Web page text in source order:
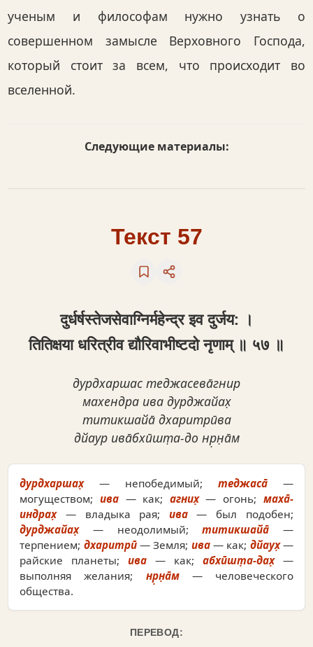
ученым и философам нужно узнать о
совершенном замысле Верховного Господа,
который стоит за всем, что происходит во
вселенной.
Следующие материалы:
Текст 57
दुर्धर्षस्तेजसेवाग्निर्महेन्द्र इव दुर्जय: ।
तितिक्षया धरित्रीव द्यौरिवाभीष्टदो नृणाम् ॥ ५७ ॥
дурдхаршас теджасева̄гнир
махендра ива дурджайах̣
титикшайа̄ дхаритрӣва
дйаур ива̄бхӣшт̣а-до нр̣н̣а̄м
дурдхаршах̣— непобедимый; теджаса̄—
могуществом; ива— как; агних̣— огонь; маха̄-
индрах̣— владыка рая; ива— был подобен;
дурджайах̣— неодолимый;титикшайа̄ —
терпением; дхаритрӣ— Земля; ива— как; дйаух̣—
райские планеты;ива — как; абхӣшт̣а-дах̣—
выполняя желания; нр̣н̣а̄м— человеческого
общества.
ПЕРЕВОД: